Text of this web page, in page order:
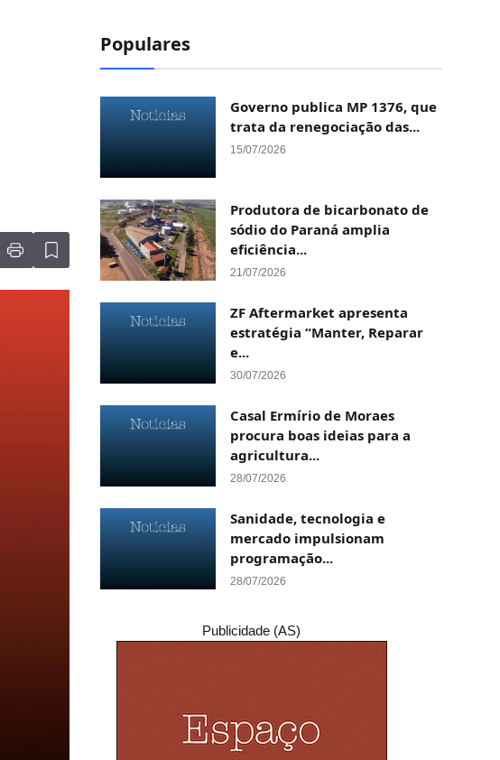
Populares
Governo publica MP 1376, que
trata da renegociação das...
15/07/2026
Produtora de bicarbonato de
sódio do Paraná amplia
eficiência...
21/07/2026
ZF Aftermarket apresenta
estratégia “Manter, Reparar
e...
30/07/2026
Casal Ermírio de Moraes
procura boas ideias para a
agricultura...
28/07/2026
Sanidade, tecnologia e
mercado impulsionam
programação...
28/07/2026
Publicidade (AS)